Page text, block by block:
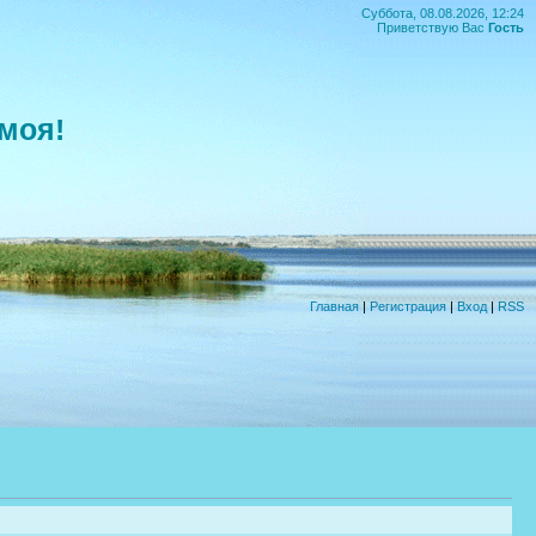
Суббота, 08.08.2026, 12:24
Приветствую Вас Гость
Главная|Регистрация|Вход|RSS